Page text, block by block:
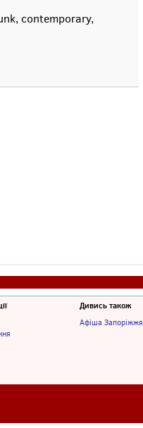
contemporary,
Дивись також
Афіша Запоріжжя